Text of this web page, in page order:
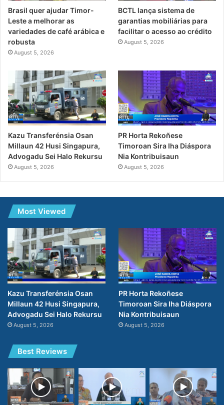
Brasil quer ajudar Timor-
Leste a melhorar as
variedades de café arábica e
robusta
August 5, 2026
BCTL lança sistema de
garantias mobiliárias para
facilitar o acesso ao crédito
August 5, 2026
Kazu Transferénsia Osan
Millaun 42 Husi Singapura,
Advogadu Sei Halo Rekursu
August 5, 2026
PR Horta Rekoñese
Timoroan Sira Iha Diáspora
Nia Kontribuisaun
August 5, 2026
Most Viewed
Kazu Transferénsia Osan
Millaun 42 Husi Singapura,
Advogadu Sei Halo Rekursu
August 5, 2026
PR Horta Rekoñese
Timoroan Sira Iha Diáspora
Nia Kontribuisaun
August 5, 2026
Best Reviews